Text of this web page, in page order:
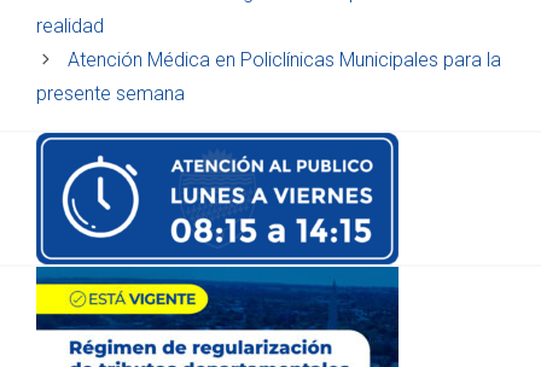
realidad
Atención Médica en Policlínicas Municipales para la
presente semana